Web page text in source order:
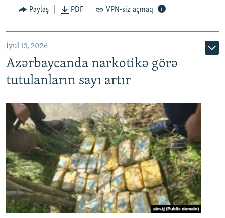
Paylaş PDF VPN-siz açmaq
İyul 13, 2026
Azərbaycanda narkotikə görə
tutulanların sayı artır